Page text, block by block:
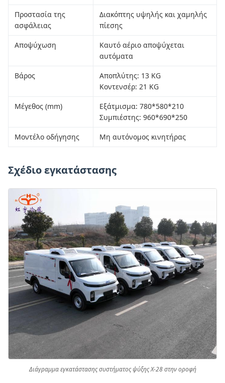
Προστασία της
ασφάλειας
Διακόπτης υψηλής και χαμηλής
πίεσης
Αποψύχωση
Καυτό αέριο αποψύχεται
αυτόματα
Βάρος
Αποπλύτης: 13 KG
Κοντενσέρ: 21 KG
Μέγεθος (mm)
Εξάτμισμα: 780*580*210
Συμπιέστης: 960*690*250
Μοντέλο οδήγησης Μη αυτόνομος κινητήρας
Σχέδιο εγκατάστασης
Διάγραμμα εγκατάστασης συστήματος ψύξης X-28 στην οροφή